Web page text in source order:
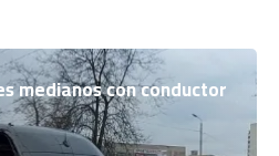
medianos con conductor